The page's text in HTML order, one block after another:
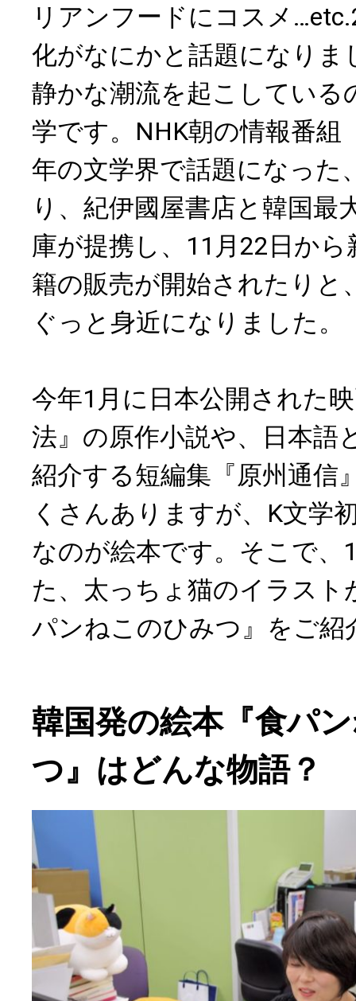
リアンフードにコスメ
化がなにかと話題になりま
静かな潮流を起こしている
学です。NHK朝の情報番組
年の文学界で話題になった
り、紀伊國屋書店と韓国最
庫が提携し、11月22日か
籍の販売が開始されたりと
ぐっと身近になりました。
今年1月に日本公開された
法』の原作小説や、日本語
紹介する短編集『原州通信
くさんありますが、K文学
なのが絵本です。そこで、
た、太っちょ猫のイラスト
パンねこのひみつ』をご紹
韓国発の絵本『食パ
つ』はどんな物語？